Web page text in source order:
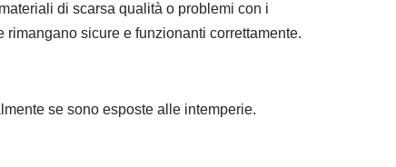
di scarsa qualità o problemi con i
sicure e funzionanti correttamente.
se sono esposte alle intemperie.